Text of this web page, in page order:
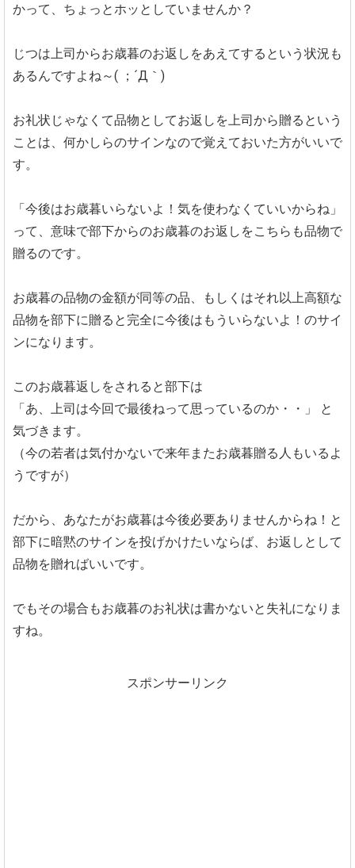
かって、ちょっとホッとしていませんか？
じつは上司からお歳暮のお返しをあえてするという状況も
あるんですよね～( ；´Д｀)
お礼状じゃなくて品物としてお返しを上司から贈るという
ことは、何かしらのサインなので覚えておいた方がいいで
す。
「今後はお歳暮いらないよ！気を使わなくていいからね」
って、意味で部下からのお歳暮のお返しをこちらも品物で
贈るのです。
お歳暮の品物の金額が同等の品、もしくはそれ以上高額な
品物を部下に贈ると完全に今後はもういらないよ！のサイ
ンになります。
このお歳暮返しをされると部下は
「あ、上司は今回で最後ねって思っているのか・・」
と
気づきます。
（今の若者は気付かないで来年またお歳暮贈る人もいるよ
うですが）
だから、あなたがお歳暮は今後必要ありませんからね！と
部下に暗黙のサインを投げかけたいならば、お返しとして
品物を贈ればいいです。
でもその場合もお歳暮のお礼状は書かないと失礼になりま
すね。
スポンサーリンク